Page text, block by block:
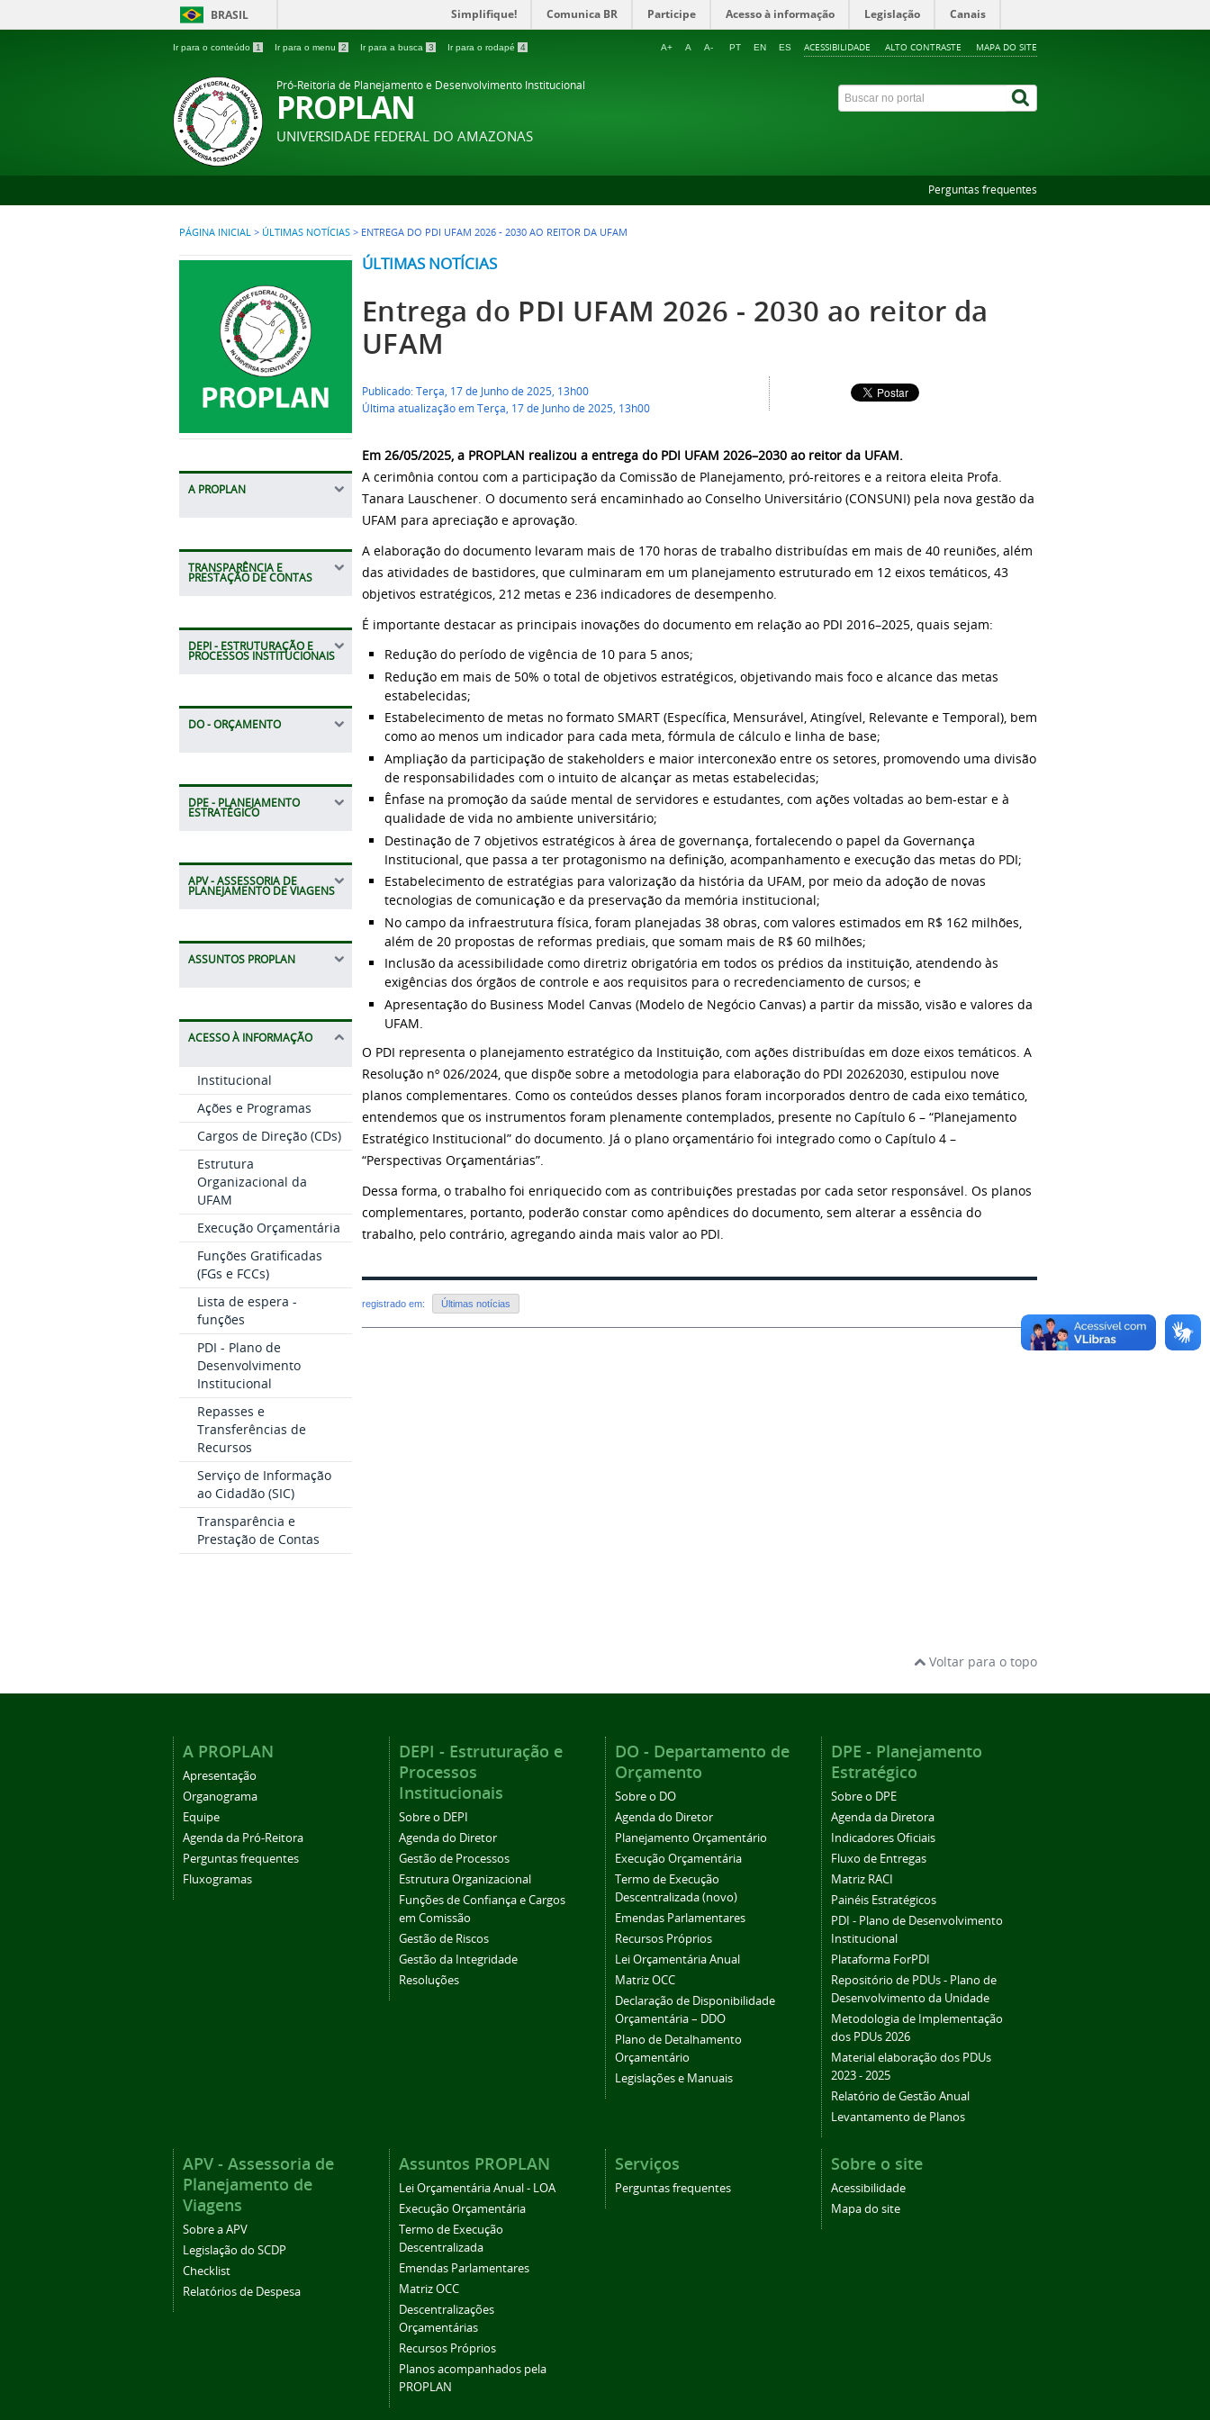
BRASIL Simplifique! Comunica BR Participe Acesso à informação Legislação Canais
Ir para o conteúdo 1 Ir para o menu 2 Ir para a busca 3 Ir para o rodapé 4 ACESSIBILIDADE ALTO CONTRASTE MAPA DO SITE
A+ A A- PT EN ES
Pró-Reitoria de Planejamento e Desenvolvimento Institucional
PROPLAN
UNIVERSIDADE FEDERAL DO AMAZONAS
Perguntas frequentes
PÁGINA INICIAL > ÚLTIMAS NOTÍCIAS > ENTREGA DO PDI UFAM 2026 - 2030 AO REITOR DA UFAM
A PROPLAN
TRANSPARÊNCIA E
PRESTAÇÃO DE CONTAS
DEPI - ESTRUTURAÇÃO E
PROCESSOS INSTITUCIONAIS
DO - ORÇAMENTO
DPE - PLANEJAMENTO
ESTRATÉGICO
APV - ASSESSORIA DE
PLANEJAMENTO DE VIAGENS
ASSUNTOS PROPLAN
ACESSO À INFORMAÇÃO
Institucional
Ações e Programas
Cargos de Direção (CDs)
Estrutura
Organizacional da
UFAM
Execução Orçamentária
Funções Gratificadas
(FGs e FCCs)
Lista de espera -
funções
PDI - Plano de
Desenvolvimento
Institucional
Repasses e
Transferências de
Recursos
Serviço de Informação
ao Cidadão (SIC)
Transparência e
Prestação de Contas
ÚLTIMAS NOTÍCIAS
Entrega do PDI UFAM 2026 - 2030 ao reitor da
UFAM
Publicado: Terça, 17 de Junho de 2025, 13h00
Última atualização em Terça, 17 de Junho de 2025, 13h00
Em 26/05/2025, a PROPLAN realizou a entrega do PDI UFAM 2026–2030 ao reitor da UFAM.
A cerimônia contou com a participação da Comissão de Planejamento, pró-reitores e a reitora eleita Profa.
Tanara Lauschener. O documento será encaminhado ao Conselho Universitário (CONSUNI) pela nova gestão da
UFAM para apreciação e aprovação.
A elaboração do documento levaram mais de 170 horas de trabalho distribuídas em mais de 40 reuniões, além
das atividades de bastidores, que culminaram em um planejamento estruturado em 12 eixos temáticos, 43
objetivos estratégicos, 212 metas e 236 indicadores de desempenho.
É importante destacar as principais inovações do documento em relação ao PDI 2016–2025, quais sejam:
Redução do período de vigência de 10 para 5 anos;
Redução em mais de 50% o total de objetivos estratégicos, objetivando mais foco e alcance das metas
estabelecidas;
Estabelecimento de metas no formato SMART (Específica, Mensurável, Atingível, Relevante e Temporal), bem
como ao menos um indicador para cada meta, fórmula de cálculo e linha de base;
Ampliação da participação de stakeholders e maior interconexão entre os setores, promovendo uma divisão
de responsabilidades com o intuito de alcançar as metas estabelecidas;
Ênfase na promoção da saúde mental de servidores e estudantes, com ações voltadas ao bem-estar e à
qualidade de vida no ambiente universitário;
Destinação de 7 objetivos estratégicos à área de governança, fortalecendo o papel da Governança
Institucional, que passa a ter protagonismo na definição, acompanhamento e execução das metas do PDI;
Estabelecimento de estratégias para valorização da história da UFAM, por meio da adoção de novas
tecnologias de comunicação e da preservação da memória institucional;
No campo da infraestrutura física, foram planejadas 38 obras, com valores estimados em R$ 162 milhões,
além de 20 propostas de reformas prediais, que somam mais de R$ 60 milhões;
Inclusão da acessibilidade como diretriz obrigatória em todos os prédios da instituição, atendendo às
exigências dos órgãos de controle e aos requisitos para o recredenciamento de cursos; e
Apresentação do Business Model Canvas (Modelo de Negócio Canvas) a partir da missão, visão e valores da
UFAM.
O PDI representa o planejamento estratégico da Instituição, com ações distribuídas em doze eixos temáticos. A
Resolução nº 026/2024, que dispõe sobre a metodologia para elaboração do PDI 20262030, estipulou nove
planos complementares. Como os conteúdos desses planos foram incorporados dentro de cada eixo temático,
entendemos que os instrumentos foram plenamente contemplados, presente no Capítulo 6 – “Planejamento
Estratégico Institucional” do documento. Já o plano orçamentário foi integrado como o Capítulo 4 –
“Perspectivas Orçamentárias”.
Dessa forma, o trabalho foi enriquecido com as contribuições prestadas por cada setor responsável. Os planos
complementares, portanto, poderão constar como apêndices do documento, sem alterar a essência do
trabalho, pelo contrário, agregando ainda mais valor ao PDI.
registrado em: Últimas notícias
Voltar para o topo
A PROPLAN
Apresentação
Organograma
Equipe
Agenda da Pró-Reitora
Perguntas frequentes
Fluxogramas
DEPI - Estruturação e
Processos
Institucionais
Sobre o DEPI
Agenda do Diretor
Gestão de Processos
Estrutura Organizacional
Funções de Confiança e Cargos
em Comissão
Gestão de Riscos
Gestão da Integridade
Resoluções
DO - Departamento de
Orçamento
Sobre o DO
Agenda do Diretor
Planejamento Orçamentário
Execução Orçamentária
Termo de Execução
Descentralizada (novo)
Emendas Parlamentares
Recursos Próprios
Lei Orçamentária Anual
Matriz OCC
Declaração de Disponibilidade
Orçamentária – DDO
Plano de Detalhamento
Orçamentário
Legislações e Manuais
DPE - Planejamento
Estratégico
Sobre o DPE
Agenda da Diretora
Indicadores Oficiais
Fluxo de Entregas
Matriz RACI
Painéis Estratégicos
PDI - Plano de Desenvolvimento
Institucional
Plataforma ForPDI
Repositório de PDUs - Plano de
Desenvolvimento da Unidade
Metodologia de Implementação
dos PDUs 2026
Material elaboração dos PDUs
2023 - 2025
Relatório de Gestão Anual
Levantamento de Planos
APV - Assessoria de
Planejamento de
Viagens
Sobre a APV
Legislação do SCDP
Checklist
Relatórios de Despesa
Assuntos PROPLAN
Lei Orçamentária Anual - LOA
Execução Orçamentária
Termo de Execução
Descentralizada
Emendas Parlamentares
Matriz OCC
Descentralizações
Orçamentárias
Recursos Próprios
Planos acompanhados pela
PROPLAN
Serviços
Perguntas frequentes
Sobre o site
Acessibilidade
Mapa do site